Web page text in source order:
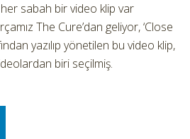
sabah bir video klip var
The Cure’dan geliyor, ‘Close
yazılıp yönetilen bu video klip,
biri seçilmiş.